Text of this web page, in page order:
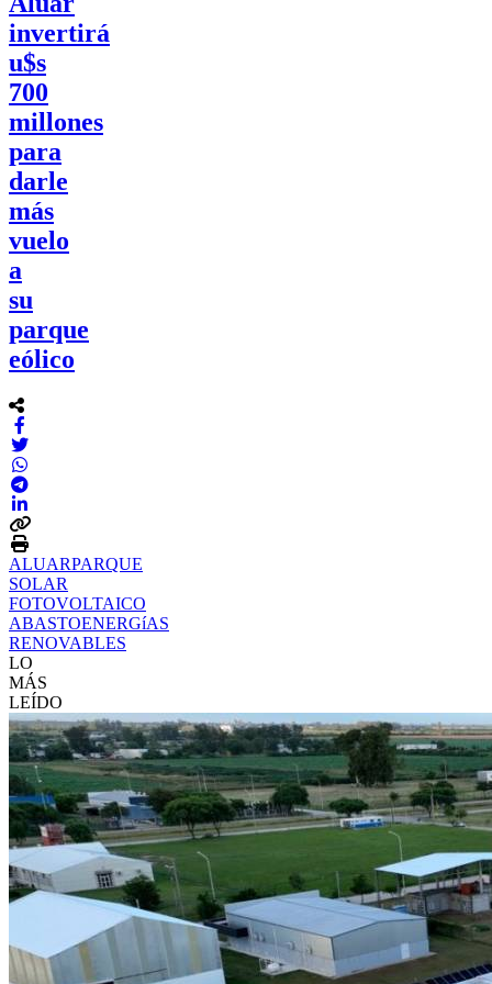
invertirá
u$s
700
millones
para
darle
más
vuelo
a
su
parque
eólico
ALUARPARQUE
SOLAR
FOTOVOLTAICO
ABASTOENERGíAS
RENOVABLES
LO
MÁS
LEÍDO